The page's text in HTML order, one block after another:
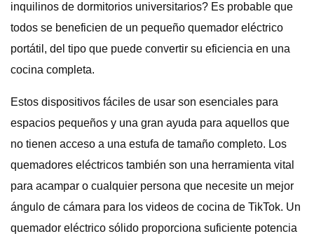
inquilinos de dormitorios universitarios? Es probable que
todos se beneficien de un pequeño quemador eléctrico
portátil, del tipo que puede convertir su eficiencia en una
cocina completa.
Estos dispositivos fáciles de usar son esenciales para
espacios pequeños y una gran ayuda para aquellos que
no tienen acceso a una estufa de tamaño completo. Los
quemadores eléctricos también son una herramienta vital
para acampar o cualquier persona que necesite un mejor
ángulo de cámara para los videos de cocina de TikTok. Un
quemador eléctrico sólido proporciona suficiente potencia